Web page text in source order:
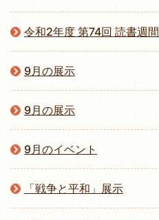
令和2年度 第74回 読書週間
9月の展示
9月の展示
9月のイベント
「戦争と平和」展示